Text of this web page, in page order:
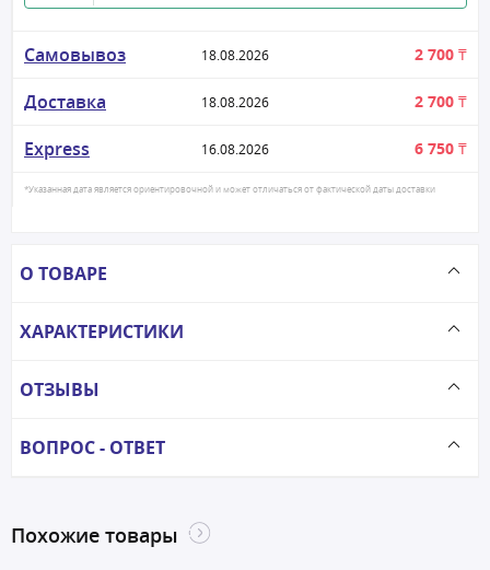
Самовывоз 18.08.2026 2 700 ₸
Доставка 18.08.2026 2 700 ₸
Express 16.08.2026 6 750 ₸
*Указанная дата является ориентировочной и может отличаться от фактической даты доставки
О ТОВАРЕ
ХАРАКТЕРИСТИКИ
ОТЗЫВЫ
ВОПРОС - ОТВЕТ
Похожие товары